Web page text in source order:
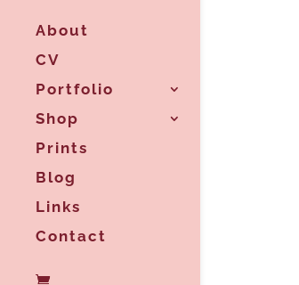
About
CV
Portfolio
Shop
Prints
Blog
Links
Contact